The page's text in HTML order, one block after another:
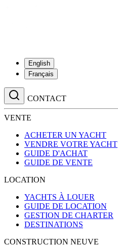
English
Français
CONTACT
VENTE
ACHETER UN YACHT
VENDRE VOTRE YACHT
GUIDE D'ACHAT
GUIDE DE VENTE
LOCATION
YACHTS À LOUER
GUIDE DE LOCATION
GESTION DE CHARTER
DESTINATIONS
CONSTRUCTION NEUVE